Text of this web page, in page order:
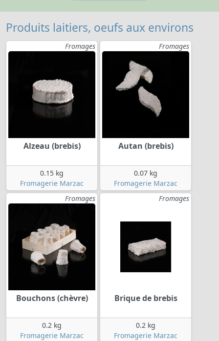
Produits laitiers, oeufs aux environs
Fromages
Alzeau (brebis)
0.15 kg
Fromagerie Marzac
Fromages
Autan (brebis)
0.07 kg
Fromagerie Marzac
Fromages
Bouchons (chèvre)
0.2 kg
Fromagerie Marzac
Fromages
Brique de brebis
0.2 kg
Fromagerie Marzac